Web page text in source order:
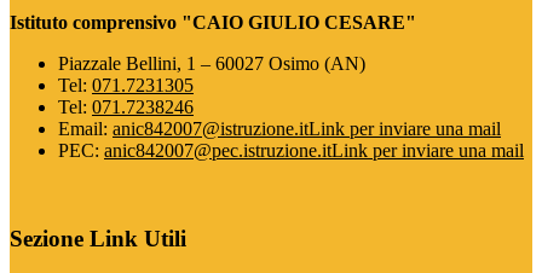
Istituto comprensivo "CAIO GIULIO CESARE"
Piazzale Bellini, 1 – 60027 Osimo (AN)
Tel: 071.7231305
Tel: 071.7238246
Email: anic842007@istruzione.itLink per inviare una mail
PEC: anic842007@pec.istruzione.itLink per inviare una mail
Sezione Link Utili